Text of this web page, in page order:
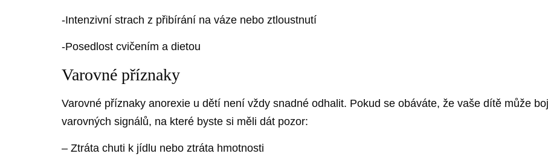
-Intenzivní strach z přibírání na váze nebo ztloustnutí
-Posedlost cvičením a dietou
Varovné příznaky
Varovné příznaky anorexie u dětí není vždy snadné odhalit. Pokud se obáváte, že vaše dítě může
varovných signálů, na které byste si měli dát pozor:
– Ztráta chuti k jídlu nebo ztráta hmotnosti